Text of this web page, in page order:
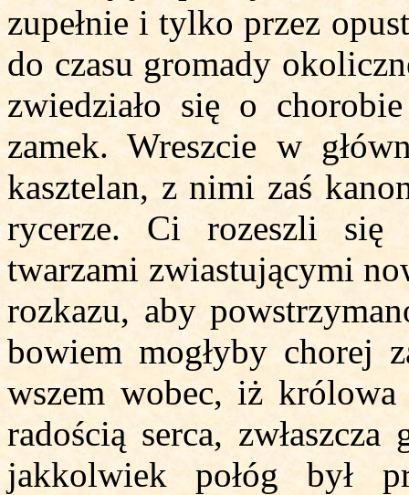
zupełnie i tylko przez
do czasu gromady
zwiedziało się o
zamek. Wreszcie w
kasztelan, z nimi zaś
rycerze. Ci rozeszli
twarzami zwiastującymi
rozkazu, aby
bowiem mogłyby chorej
wszem wobec, iż królowa
radością serca,
jakkolwiek połóg był